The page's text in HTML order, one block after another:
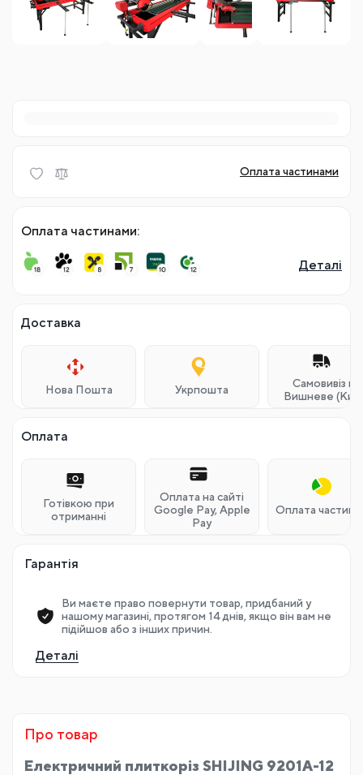
Оплата частинами
Оплата частинами:
Деталі
Доставка
Нова Пошта Укрпошта
Самовивіз м.
Вишневе
Оплата
Готівкою при
отриманні
Оплата на сайті
Google Pay, Apple
Pay
Оплата
Гарантія
Ви маєте право повернути товар, придбаний у
нашому магазині, протягом 14 днів, якщо він вам не
підійшов або з інших причин.
Деталі
Про товар
Електричний плиткоріз SHIJING 9201A-12